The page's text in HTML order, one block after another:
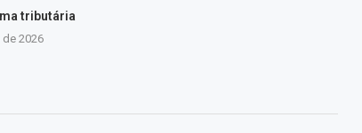
tributária
2026